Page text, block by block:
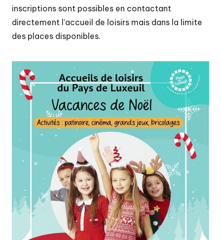
inscriptions sont possibles en contactant
directement l’accueil de loisirs mais dans la limite
des places disponibles.